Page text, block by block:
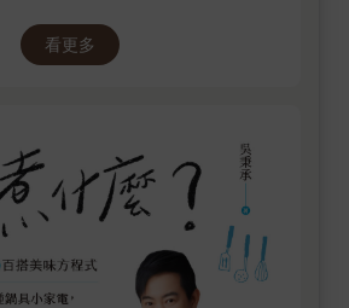
！將職人才懂的專業技巧，變成家庭也
！一人食、小家庭、多人聚餐都適合的
！帶你從一碗湯探討韓國在地的飲食歷
！讓你邊煮邊紀錄，創造出「自己專
看更多